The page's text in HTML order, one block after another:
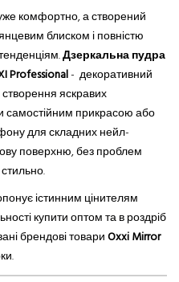
комфортно, а створений
блиском і повністю
Дзеркальна пудра
Professional- декоративний
яскравих
самостійним прикрасою або
для складних нейл-
поверхню, без проблем
істинним цінителям
купити оптом та в роздріб
брендові товариOxxi Mirror